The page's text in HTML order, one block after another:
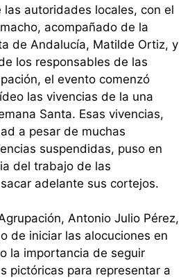
las autoridades locales, con el
acompañado de la
de Andalucía, Matilde Ortiz, y
los responsables de las
el evento comenzó
las vivencias de la una
Santa. Esas vivencias,
a pesar de muchas
suspendidas, puso en
del trabajo de las
adelante sus cortejos.
Antonio Julio Pérez,
de iniciar las alocuciones en
la importancia de seguir
pictóricas para representar a